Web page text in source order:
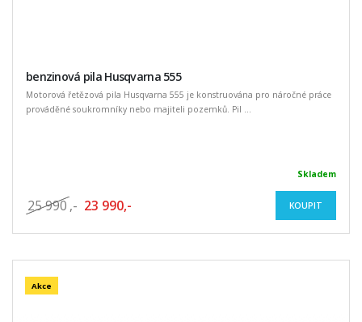
benzinová pila Husqvarna 555
Motorová řetězová pila Husqvarna 555 je konstruována pro náročné práce
prováděné soukromníky nebo majiteli pozemků. Pil ...
Skladem
25 990 ,- 23 990,- KOUPIT
Akce